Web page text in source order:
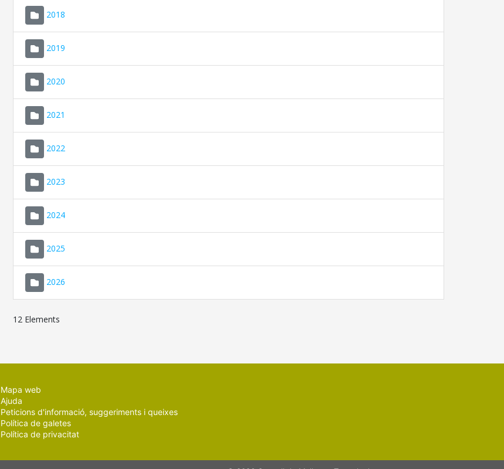
2018
2019
2020
2021
2022
2023
2024
2025
2026
12 Elements
Mapa web
Ajuda
Peticions d'informació, suggeriments i queixes
Política de galetes
Política de privacitat